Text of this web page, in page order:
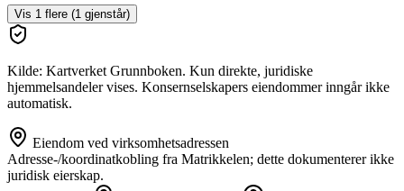
Vis 1 flere (1 gjenstår)
Kilde: Kartverket Grunnboken. Kun direkte, juridiske
hjemmelsandeler vises. Konsernselskapers eiendommer inngår ikke
automatisk.
Eiendom ved virksomhetsadressen
Adresse-/koordinatkobling fra Matrikkelen; dette dokumenterer ikke
juridisk eierskap.